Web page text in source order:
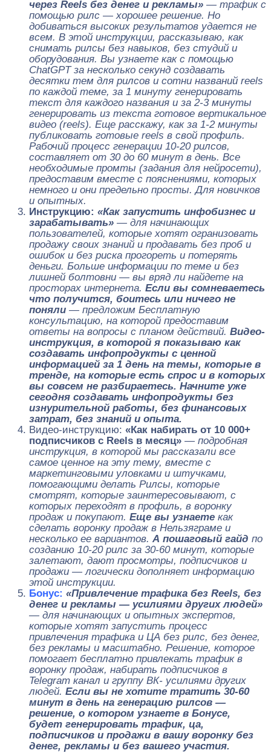
через Reels без денег и рекламы» — трафик с
помощью рилс — хорошее решение. Но
добиваться высоких результатов удается не
всем. В этой инструкции, рассказываю, как
снимать рилсы без навыков, без студий и
оборудования. Вы узнаете как с помощью
ChatGPT за несколько секунд создавать
десятки тем для рилсов и сотни названий reels
по каждой теме, за 1 минуту генерировать
текст для каждого названия и за 2-3 минуты
генерировать из текста готовое вертикальное
видео (reels). Еще расскажу, как за 1-2 минуты
публиковать готовые reels в свой профиль.
Рабочий процесс генерации 10-20 рилсов,
составляет от 30 до 60 минут в день. Все
необходимые промты (задания для нейросети),
предоставим вместе с пояснениями, которых
немного и они предельно просты. Для новичков
и опытных.
Инструкцию: «Как запустить инфобизнес и
зарабатывать» — для начинающих
пользователей, которые хотят огранизовать
продажу своих знаний и продавать без проб и
ошибок и без риска прогореть и потерять
деньги. Больше информации по теме и без
лишней болтовни — вы вряд ли найдете на
просторах интернета. Если вы сомневаетесь
что получится, боитесь или ничего не
поняли — предложим Бесплатную
консультацию, на которой предоставим
ответы на вопросы с планом действий. Видео-
инструкция, в которой я показываю как
создавать инфопродукты с ценной
информацией за 1 день на темы, которые в
тренде, на которые есть спрос и в которых
вы совсем не разбираетесь. Начните уже
сегодня создавать инфопродукты без
изнурительной работы, без финансовых
затрат, без знаний и опыта.
Видео-инструкцию: «Как набирать от 10 000+
подписчиков с Reels в месяц» — подробная
инструкция, в которой мы рассказали все
самое ценное на эту тему, вместе с
маркетинговыми уловками и штучками,
помогающими делать Рилсы, которые
смотрят, которые заинтересовывают, с
которых переходят в профиль, в воронку
продаж и покупают. Еще вы узнаете как
сделать воронку продаж в Нельзяграме и
несколько ее вариантов. А пошаговый гайд по
созданию 10-20 рилс за 30-60 минут, которые
залетают, дают просмотры, подписчиков и
продажи — логически дополняет информацию
этой инструкции.
Бонус: «Привлечение трафика без Reels, без
денег и рекламы — усилиями других людей»
— для начинающих и опытных экспертов,
которые хотят запустить процесс
привлечения трафика и ЦА без рилс, без денег,
без рекламы и масштабно. Решение, которое
помогает бесплатно привлекать трафик в
воронку продаж, набирать подписчиков в
Telegram канал и группу ВК- усилиями других
людей. Если вы не хотите тратить 30-60
минут в день на генерацию рилсов —
решение, о котором узнаете в Бонусе,
будет генерировать трафик, ца,
подписчиков и продажи в вашу воронку без
денег, рекламы и без вашего участия.